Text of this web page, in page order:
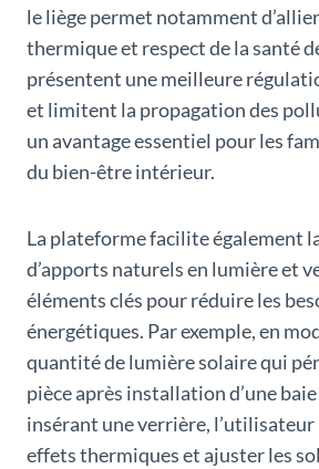
le liège permet notamment
thermique et respect de la santé
présentent une meilleure
et limitent la propagation des
un avantage essentiel pour les
du bien-être intérieur.
La plateforme facilite également
d’apports naturels en lumière et
éléments clés pour réduire les
énergétiques. Par exemple, en
quantité de lumière solaire qui
pièce après installation d’une
insérant une verrière,
effets thermiques et ajuster les